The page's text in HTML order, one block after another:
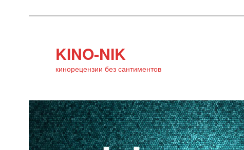
KINO-NIK
кинорецензии без сантиментов